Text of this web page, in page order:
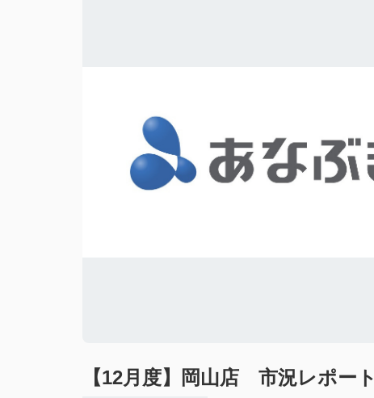
【12月度】岡山店 市況レポート